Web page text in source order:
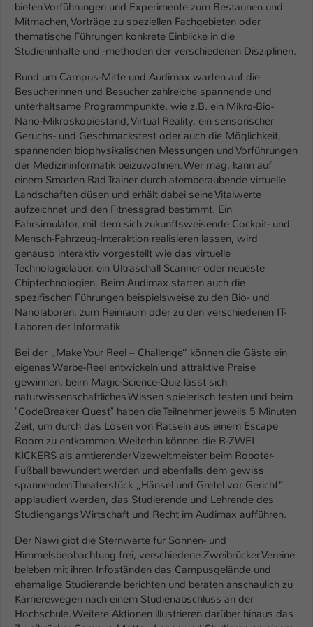
bieten Vorführungen und Experimente zum Bestaunen und
Mitmachen, Vorträge zu speziellen Fachgebieten oder
thematische Führungen konkrete Einblicke in die
Studieninhalte und -methoden der verschiedenen Disziplinen.
Rund um Campus-Mitte und Audimax warten auf die
Besucherinnen und Besucher zahlreiche spannende und
unterhaltsame Programmpunkte, wie z.B. ein Mikro-Bio-
Nano-Mikroskopiestand, Virtual Reality, ein sensorischer
Geruchs- und Geschmackstest oder auch die Möglichkeit,
spannenden biophysikalischen Messungen und Vorführungen
der Medizininformatik beizuwohnen. Wer mag, kann auf
einem Smarten Rad Trainer durch atemberaubende virtuelle
Landschaften düsen und erhält dabei seine Vitalwerte
aufzeichnet und den Fitnessgrad bestimmt. Ein
Fahrsimulator, mit dem sich zukunftsweisende Cockpit- und
Mensch-Fahrzeug-Interaktion realisieren lassen, wird
genauso interaktiv vorgestellt wie das virtuelle
Technologielabor, ein Ultraschall Scanner oder neueste
Chiptechnologien. Beim Audimax starten auch die
spezifischen Führungen beispielsweise zu den Bio- und
Nanolaboren, zum Reinraum oder zu den verschiedenen IT-
Laboren der Informatik.
Bei der „Make Your Reel – Challenge“ können die Gäste ein
eigenes Werbe-Reel entwickeln und attraktive Preise
gewinnen, beim Magic-Science-Quiz lässt sich
naturwissenschaftliches Wissen spielerisch testen und beim
"CodeBreaker Quest" haben die Teilnehmer jeweils 5 Minuten
Zeit, um durch das Lösen von Rätseln aus einem Escape
Room zu entkommen. Weiterhin können die R-ZWEI
KICKERS als amtierender Vizeweltmeister beim Roboter-
Fußball bewundert werden und ebenfalls dem gewiss
spannenden Theaterstück „Hänsel und Gretel vor Gericht“
applaudiert werden, das Studierende und Lehrende des
Studiengangs Wirtschaft und Recht im Audimax aufführen.
Der Nawi gibt die Sternwarte für Sonnen- und
Himmelsbeobachtung frei, verschiedene Zweibrücker Vereine
beleben mit ihren Infoständen das Campusgelände und
ehemalige Studierende berichten und beraten anschaulich zu
Karrierewegen nach einem Studienabschluss an der
Hochschule. Weitere Aktionen illustrieren darüber hinaus das
Zweck
Einstellungen. Unter anderem eine zufällig
generierte ID, für die historische
Speicherung Ihrer vorgenommen
Einstellungen, falls der Webseiten-
Name fe_typo_user / PHPSESSID
Anbieter TYPO3
Laufzeit 1 Woche
Zweck
Dieses Cookie ist ein Standard-Session-
Cookie von TYPO3. Es speichert im Fall
eines Intranet-Logins die Session-ID. So
kann der eingeloggte Benutzer
wiedererkannt werden und es wird ihm
Zugang zu geschützten Bereichen
gewährt.
Anbieter TYPO3
Laufzeit 1 Tag
Zweck
Dieser Cookie teilt der Webseite mit, ob
ein Besucher im Typo3-Backend
angemeldet ist und Rechte besitzt diese
zu verwalten.